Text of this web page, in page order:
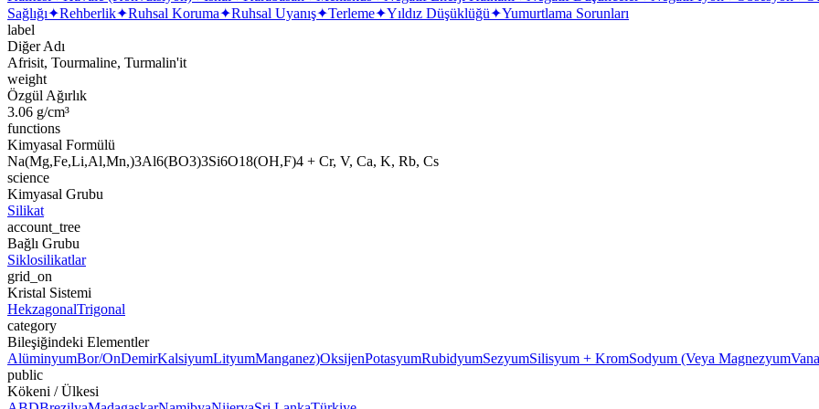
Sağlığı✦Rehberlik✦Ruhsal Koruma✦Ruhsal Uyanış✦Terleme✦Yıldız Düşüklüğü✦Yumurtlama Sorunları
label
Diğer Adı
Afrisit, Tourmaline, Turmalin'it
weight
Özgül Ağırlık
3.06 g/cm³
functions
Kimyasal Formülü
Na(Mg,Fe,Li,Al,Mn,)3Al6(BO3)3Si6O18(OH,F)4 + Cr, V, Ca, K, Rb, Cs
science
Kimyasal Grubu
Silikat
account_tree
Bağlı Grubu
Siklosilikatlar
grid_on
Kristal Sistemi
HekzagonalTrigonal
category
Bileşiğindeki Elementler
AlüminyumBor/OnDemirKalsiyumLityumManganez)OksijenPotasyumRubidyumSezyumSilisyum + KromSodyum (Veya Magnezyum
public
Kökeni / Ülkesi